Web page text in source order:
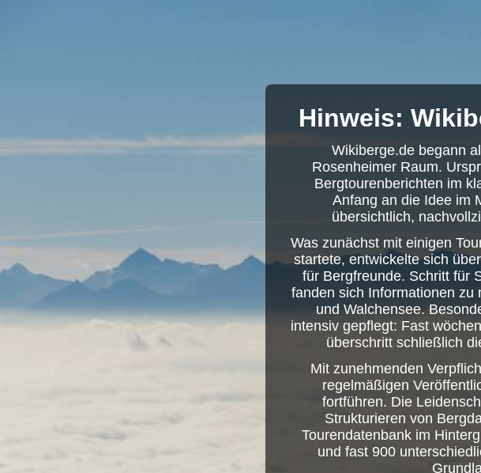
Hinweis:
Wikiberge.de begann
Rosenheimer Raum.
Bergtourenberichten im
Anfang an die Idee im
übersichtlich,
Was zunächst mit einigen
startete, entwickelte sich
für Bergfreunde. Schritt für
fanden sich Informationen zu
und Walchensee.
intensiv gepflegt: Fast
überschritt schließlich
Mit zunehmenden
regelmäßigen
fortführen. Die
Strukturieren von
Tourendatenbank im
und fast 900